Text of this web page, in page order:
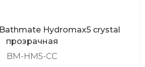
Hydromax5 crystal
прозрачная
BM-HM5-CC